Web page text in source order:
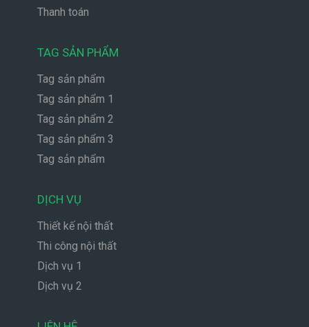
Thanh toán
TAG SẢN PHẨM
Tag sản phẩm
Tag sản phẩm 1
Tag sản phẩm 2
Tag sản phẩm 3
Tag sản phẩm
DỊCH VỤ
Thiết kế nội thất
Thi công nội thất
Dịch vụ 1
Dịch vụ 2